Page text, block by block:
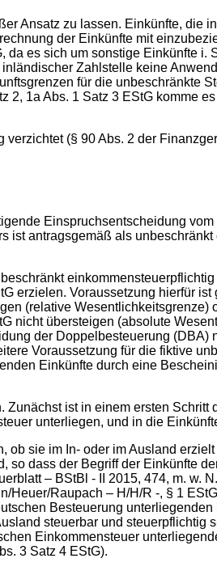
Ansatz zu lassen. Einkünfte, die
der Einkünfte mit
es sich um sonstige Einkünfte i.
Zahlstelle keine
für die unbeschränkte
1a Abs. 1 Satz 3 EStG komme
(§ 90 Abs. 2 der
Einspruchsentscheidung
antragsgemäß als
erzielen. Voraussetzung hierfür
(relative
nicht übersteigen (absolute
der Doppelbesteuerung
Voraussetzung für die fiktive
Einkünfte durch eine
ist in einem ersten
unterliegen, und in die
sie im In- oder im Ausland
dass der Begriff der Einkünfte
– BStBl - II 2015, 474, m. w.
Raupach – H/H/R -, § 1
Besteuerung
steuerbar und
Einkommensteuer
3 Satz 4 EStG).